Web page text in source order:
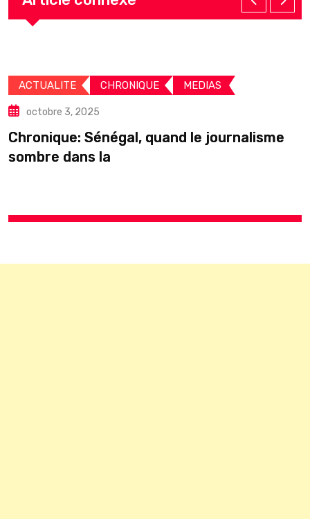
ACTUALITE CHRONIQUE MEDIAS
octobre 3, 2025
Chronique: Sénégal, quand le journalisme
sombre dans la